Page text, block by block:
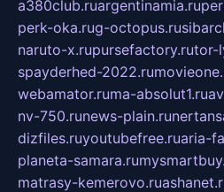
a380club.ruargentinamia.ru
perk-oka.rug-octopus.ru
naruto-x.rupursefactory.rutor-
spayderhed-2022.ru
webamator.ruma-absolut1.ru
nv-750.runews-plain.ru
dizfiles.ruyoutubefree.ruaria-
planeta-samara.ru
matrasy-kemerovo.ru